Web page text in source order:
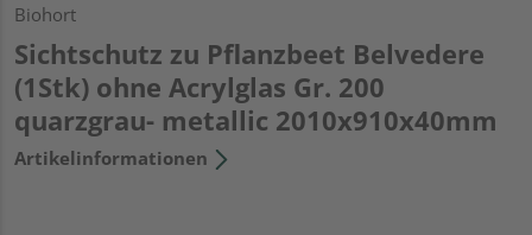
Biohort
Sichtschutz zu Pflanzbeet Belvedere
(1Stk) ohne Acrylglas Gr. 200
quarzgrau- metallic 2010x910x40mm
Artikelinformationen